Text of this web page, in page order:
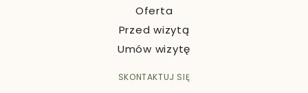
Oferta
Przed wizytą
Umów wizytę
SKONTAKTUJ SIĘ